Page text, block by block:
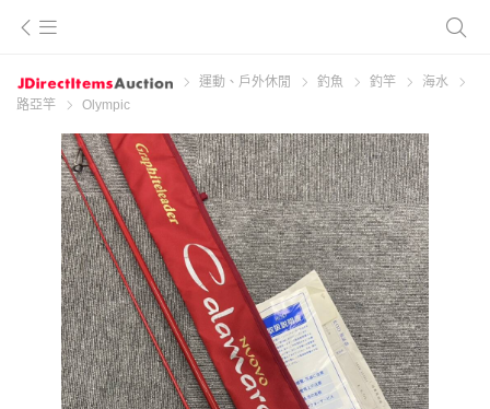
運動、戶外休閒 釣魚 釣竿
海水
路亞竿
Olympic